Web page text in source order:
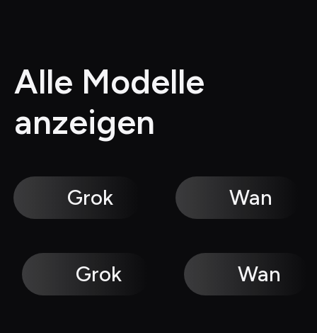
Alle Modelle
anzeigen
Grok Wan
Grok Wan